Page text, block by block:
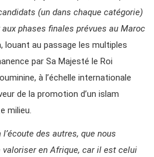
(un dans chaque catégorie)
phases finales prévues au Maroc
louant au passage les multiples
par Sa Majesté le Roi
à l’échelle internationale
de la promotion d’un islam
milieu.
des autres, que nous
en Afrique, car il est celui